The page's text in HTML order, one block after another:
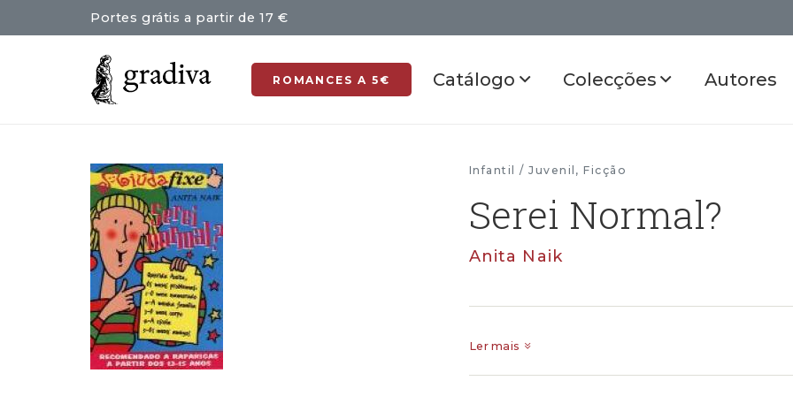
Portes grátis a partir de 17 €
ROMANCES A 5€ Catálogo Colecções Autores
Infantil / Juvenil ,Ficção
Serei Normal?
Anita Naik
Ler mais